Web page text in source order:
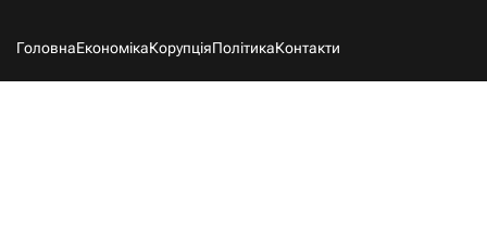
ГоловнаЕкономікаКорупціяПолітикаКонтакти